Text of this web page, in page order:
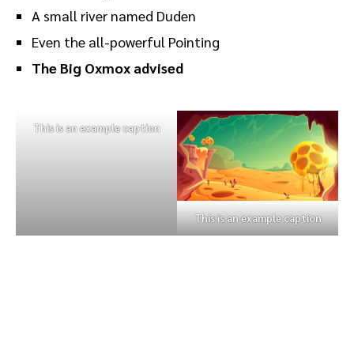
A small river named Duden
Even the all-powerful Pointing
The Big Oxmox advised
This is an example caption
This is an example caption